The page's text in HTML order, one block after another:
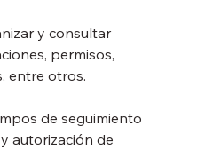
y consultar
permisos,
entre otros.
de seguimiento
autorización de